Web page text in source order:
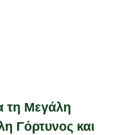
τη Μεγάλη
Γόρτυνος και